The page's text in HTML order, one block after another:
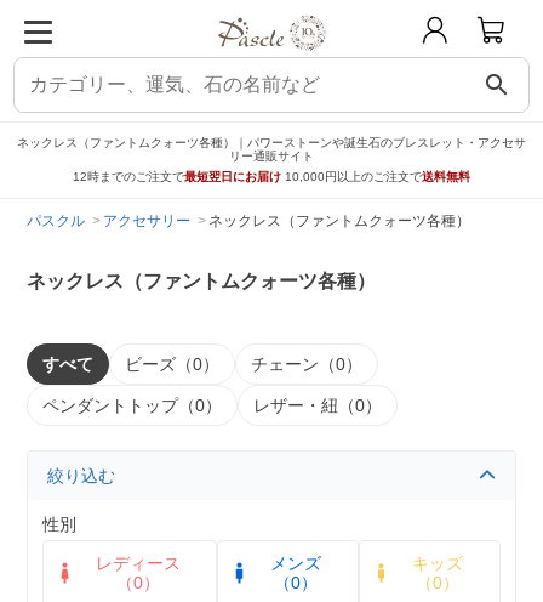
search
ネックレス（ファントムクォーツ各種）｜パワーストーンや誕生石のブレスレット・アクセサ
リー通販サイト
12時までのご注文で最短翌日にお届け 10,000円以上のご注文で送料無料
パスクル アクセサリー ネックレス（ファントムクォーツ各種）
ネックレス（ファントムクォーツ各種）
すべて ビーズ（0） チェーン（0）
ペンダントトップ（0） レザー・紐（0）
絞り込む
性別
レディース
（0）
メンズ
（0）
キッズ
（0）